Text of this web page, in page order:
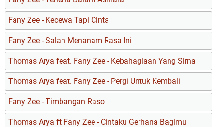
Fany Zee - Kecewa Tapi Cinta
Fany Zee - Salah Menanam Rasa Ini
Thomas Arya feat. Fany Zee - Kebahagiaan Yang Sirna
Thomas Arya feat. Fany Zee - Pergi Untuk Kembali
Fany Zee - Timbangan Raso
Thomas Arya ft Fany Zee - Cintaku Gerhana Bagimu